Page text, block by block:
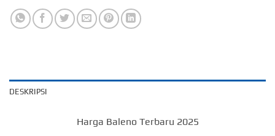
DESKRIPSI
Harga Baleno Terbaru 2025